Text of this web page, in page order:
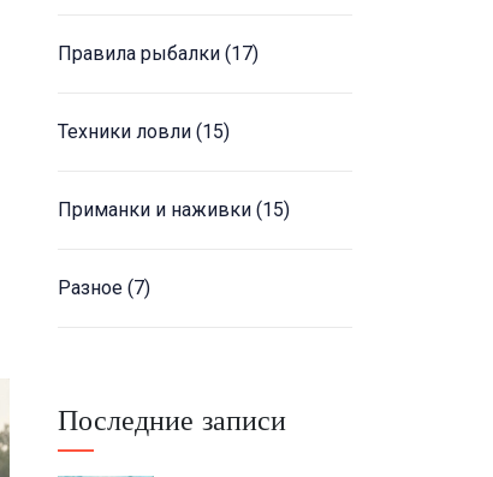
Правила рыбалки (17)
Техники ловли (15)
Приманки и наживки (15)
Разное (7)
Последние записи